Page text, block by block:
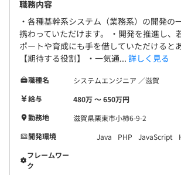
職務内容
・各種基幹系システム（業務系）の開発の
携わっていただけます。 ・開発を推進し、
ポートや育成にも手を借していただけると
【期待する役割】 ・一気通... 詳しく見る
職種名
システムエンジニア ／滋賀
給与
480万 〜 650万円
勤務地
滋賀県栗東市小柿6-9-2
開発環境
Java PHP JavaScript
フレームワー
ク